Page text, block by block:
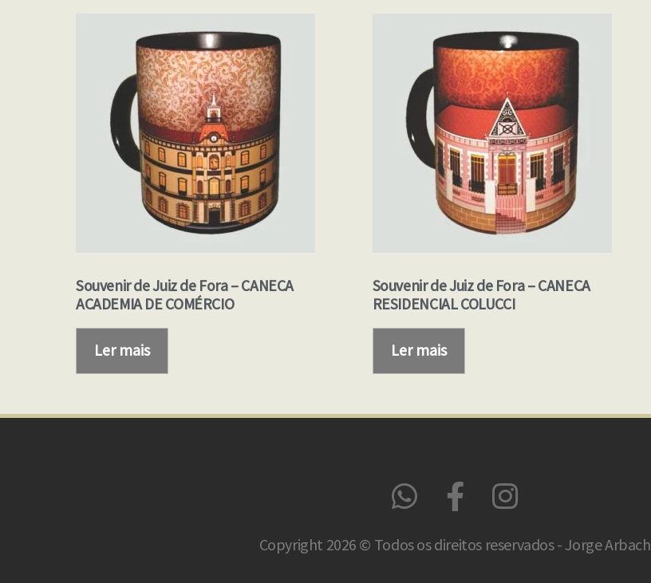
Souvenir de Juiz de Fora – CANECA
ACADEMIA DE COMÉRCIO
Ler mais
Souvenir de Juiz de Fora – CANECA
RESIDENCIAL COLUCCI
Ler mais
Copyright 2026 © Todos os direitos reservados - Jorge Arbach